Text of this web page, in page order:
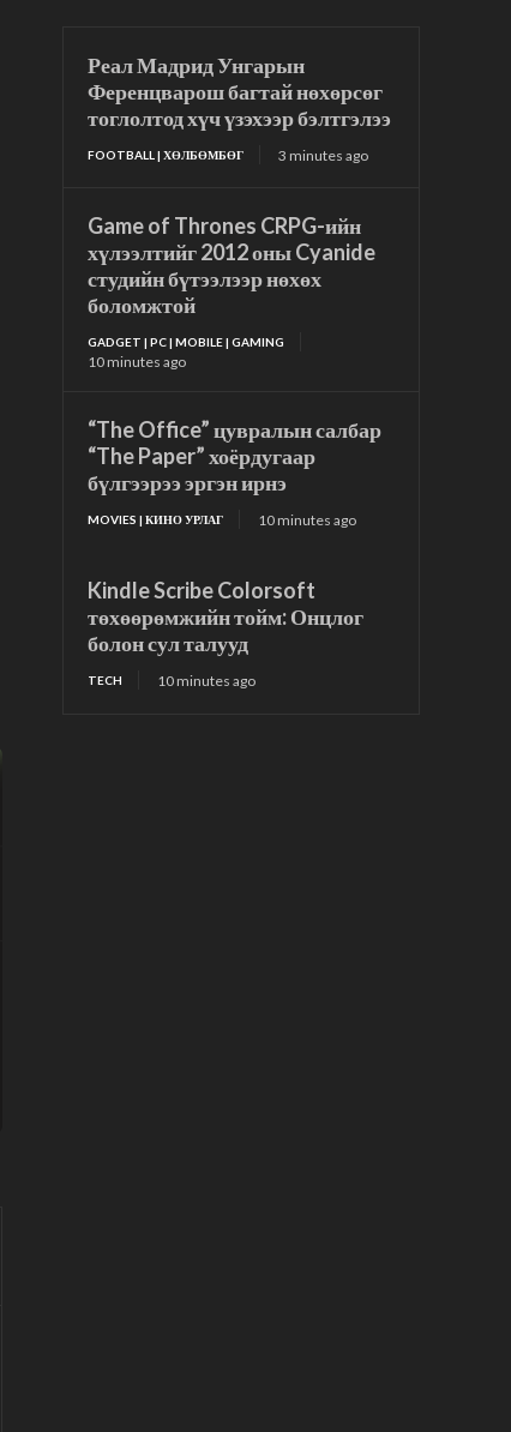
Реал Мадрид Унгарын
Ференцварош багтай нөхөрсөг
тоглолтод хүч үзэхээр бэлтгэлээ
FOOTBALL | ХӨЛБӨМБӨГ 3 minutes ago
Game of Thrones CRPG-ийн
хүлээлтийг 2012 оны Cyanide
студийн бүтээлээр нөхөх
боломжтой
GADGET | PC | MOBILE | GAMING
10 minutes ago
“The Office” цувралын салбар
“The Paper” хоёрдугаар
бүлгээрээ эргэн ирнэ
MOVIES | КИНО УРЛАГ 10 minutes ago
Kindle Scribe Colorsoft
төхөөрөмжийн тойм: Онцлог
болон сул талууд
TECH 10 minutes ago